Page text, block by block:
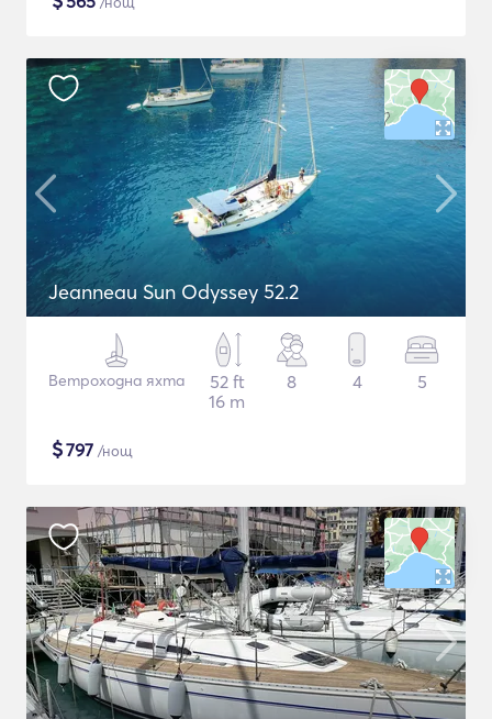
Jeanneau Sun Odyssey 52.2
Ветроходна яхта
52 ft
16 m
8 4 5
$797 /нощ